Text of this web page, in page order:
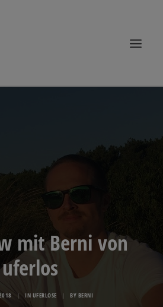
mit Berni von
uferlos
| IN UFERLOSE | BY BERNI